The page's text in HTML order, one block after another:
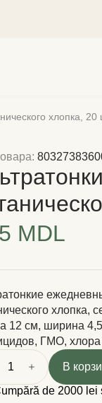
хлопка,
MDL
хлопка,
12 см, ширина
ГМО,
1
В
de 2000 lei